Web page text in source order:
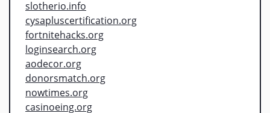
slotherio.info
cysapluscertification.org
fortnitehacks.org
loginsearch.org
aodecor.org
donorsmatch.org
nowtimes.org
casinoeing.org